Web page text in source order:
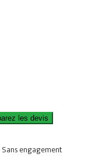
les devis
engagement